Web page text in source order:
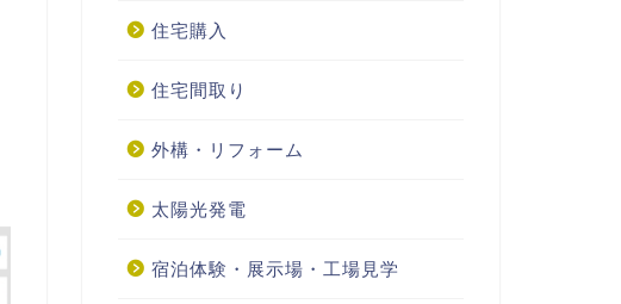
住宅購入
住宅間取り
外構・リフォーム
太陽光発電
宿泊体験・展示場・工場見学